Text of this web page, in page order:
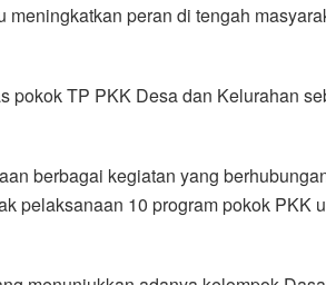
peran di tengah
TP PKK Desa dan Kelurahan
berbagai kegiatan yang
pelaksanaan 10 program pokok PKK